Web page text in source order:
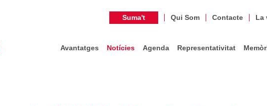
Suma't Qui Som Contacte La
Avantatges Notícies Agenda Representativitat